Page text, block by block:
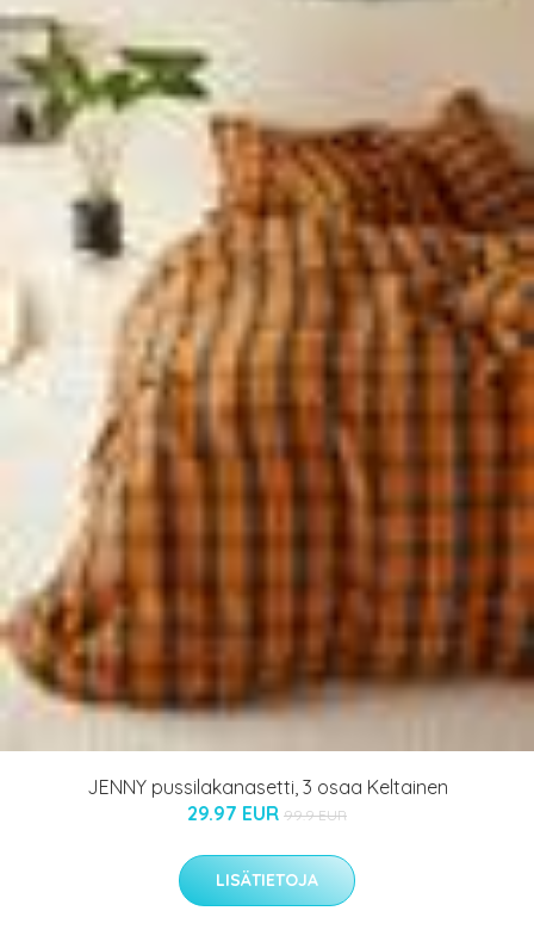
JENNY pussilakanasetti, 3 osaa Keltainen
29.97 EUR 99.9 EUR
LISÄTIETOJA